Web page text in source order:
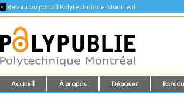
< Retour au portail Polytechnique Montréal
Accueil À propos Déposer